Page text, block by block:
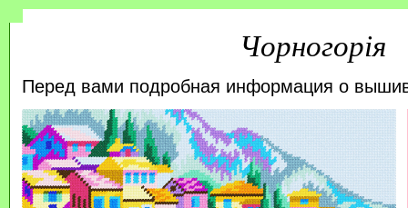
Чорногорія
Перед вами подробная информация о